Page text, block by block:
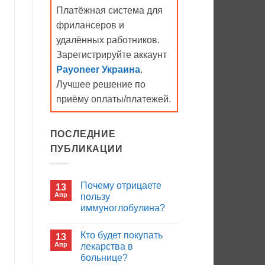
Платёжная система для
фрилансеров и
удалённых работников.
Зарегистрируйте аккаунт
Payoneer Украина.
Лучшее решение по
приёму оплаты/платежей.
ПОСЛЕДНИЕ
ПУБЛИКАЦИИ
13
Апр
Почему отрицаете
пользу
иммуноглобулина?
записи
Почему
отрицаете
пользу
13
Апр
Кто будет покупать
лекарства в
больнице?